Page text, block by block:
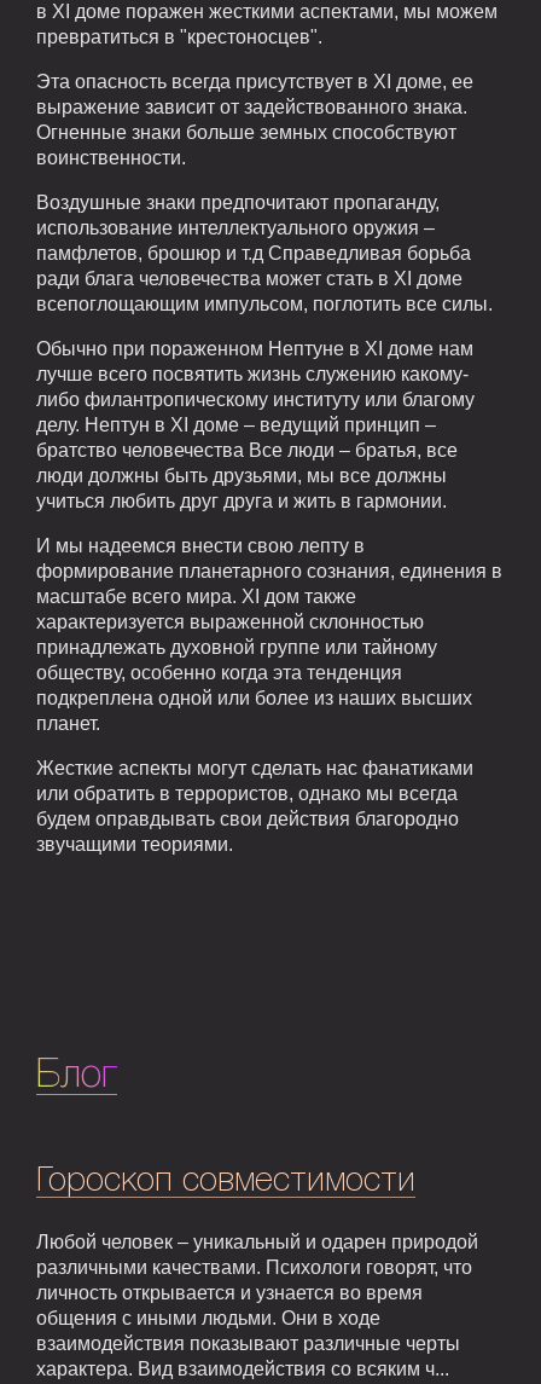
в XI доме поражен жесткими аспектами, мы можем
превратиться в "крестоносцев".
Эта опасность всегда присутствует в XI доме, ее
выражение зависит от задействованного знака.
Огненные знаки больше земных способствуют
воинственности.
Воздушные знаки предпочитают пропаганду,
использование интеллектуального оружия –
памфлетов, брошюр и т.д Справедливая борьба
ради блага человечества может стать в XI доме
всепоглощающим импульсом, поглотить все силы.
Обычно при пораженном Нептуне в XI доме нам
лучше всего посвятить жизнь служению какому-
либо филантропическому институту или благому
делу. Нептун в XI доме – ведущий принцип –
братство человечества Все люди – братья, все
люди должны быть друзьями, мы все должны
учиться любить друг друга и жить в гармонии.
И мы надеемся внести свою лепту в
формирование планетарного сознания, единения в
масштабе всего мира. XI дом также
характеризуется выраженной склонностью
принадлежать духовной группе или тайному
обществу, особенно когда эта тенденция
подкреплена одной или более из наших высших
планет.
Жесткие аспекты могут сделать нас фанатиками
или обратить в террористов, однако мы всегда
будем оправдывать свои действия благородно
звучащими теориями.
Блог
Гороскоп совместимости
Любой человек – уникальный и одарен природой
различными качествами. Психологи говорят, что
личность открывается и узнается во время
общения с иными людьми. Они в ходе
взаимодействия показывают различные черты
характера. Вид взаимодействия со всяким ч...